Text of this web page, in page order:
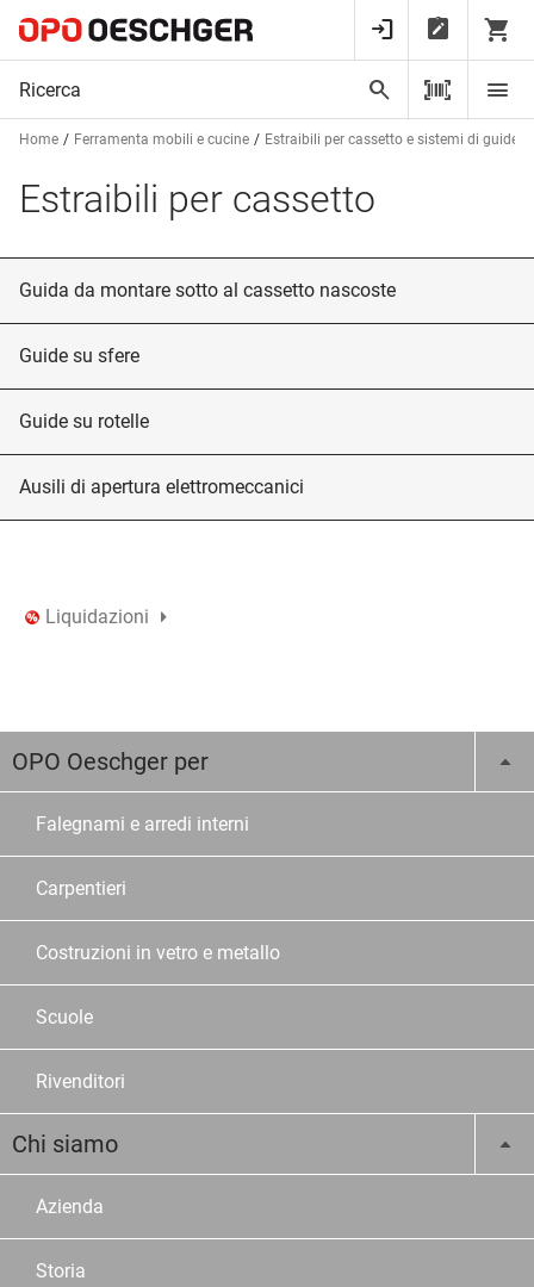
Home Ferramenta mobili e cucine Estraibili per cassetto e sistemi di guide
Estraibili per cassetto
Guida da montare sotto al cassetto nascoste
Guide su sfere
Guide su rotelle
Ausili di apertura elettromeccanici
Liquidazioni
OPO Oeschger per
Falegnami e arredi interni
Carpentieri
Costruzioni in vetro e metallo
Scuole
Rivenditori
Chi siamo
Azienda
Storia